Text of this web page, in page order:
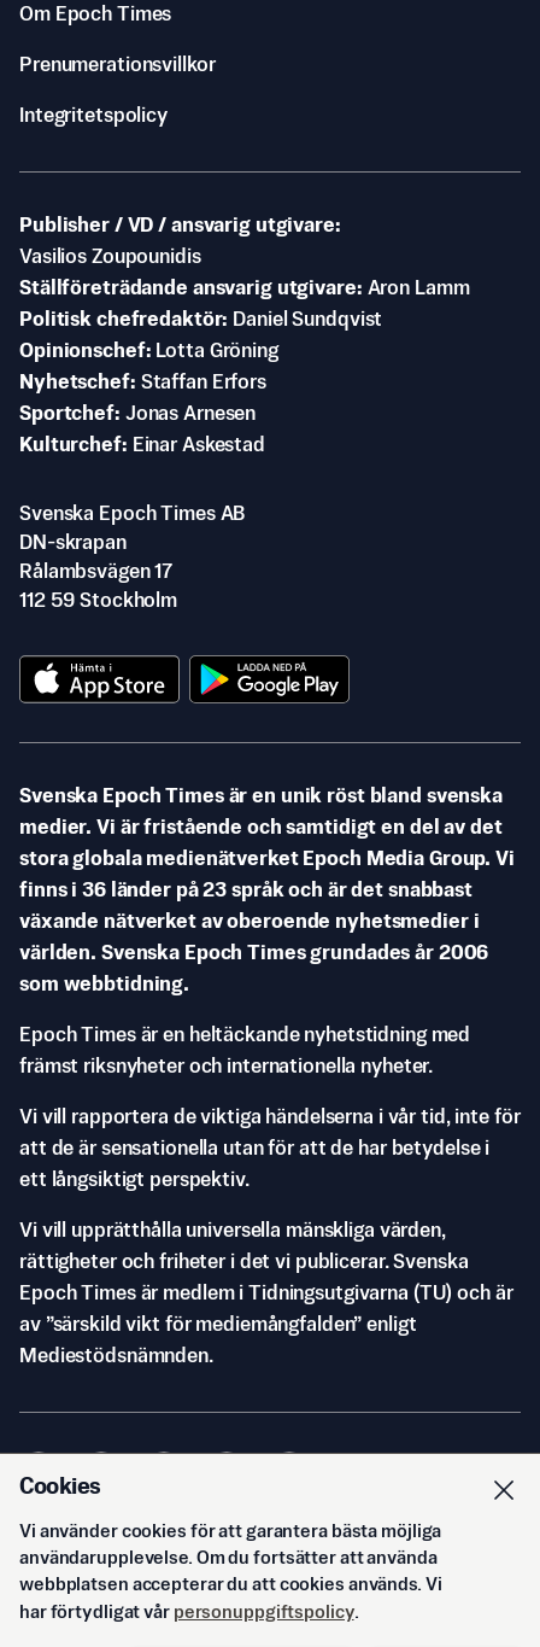
Om Epoch Times
Prenumerationsvillkor
Integritetspolicy
Publisher / VD / ansvarig utgivare
Vasilios Zoupounidis
Ställföreträdande ansvarig utgivare Aron Lamm
Politisk chefredaktör
Daniel Sundqvist
Opinionschef
Lotta Gröning
Nyhetschef Staffan Erfors
Sportchef Jonas Arnesen
Kulturchef
Einar Askestad
Svenska Epoch Times AB
DN-skrapan
Rålambsvägen 17
112 59 Stockholm
Svenska Epoch Times är en unik röst bland svenska
medier. Vi är fristående och samtidigt en del av det
stora globala medienätverket Epoch Media Group. Vi
finns i 36 länder på 23 språk och är det snabbast
växande nätverket av oberoende nyhetsmedier i
världen. Svenska Epoch Times grundades år 2006
som webbtidning.
Epoch Times är en heltäckande nyhetstidning med
främst riksnyheter och internationella nyheter.
Vi vill rapportera de viktiga händelserna i vår tid, inte för
att de är sensationella utan för att de har betydelse i
ett långsiktigt perspektiv.
Vi vill upprätthålla universella mänskliga värden,
rättigheter och friheter i det vi publicerar. Svenska
Epoch Times är medlem i Tidningsutgivarna (TU) och är
av ”särskild vikt för mediemångfalden” enligt
Mediestödsnämnden.
© Svenska Epoch Times AB2026
Cookies
Vi använder cookies för att garantera bästa möjliga
användarupplevelse. Om du fortsätter att använda
webbplatsen accepterar du att cookies används. Vi
har förtydligat vår personuppgiftspolicy.